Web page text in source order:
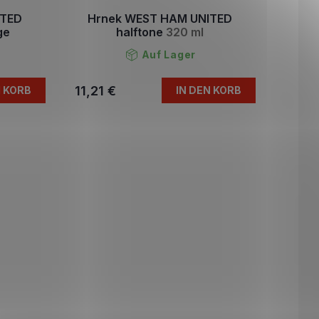
KORB
Hrnek WEST HAM UNITED
halftone 320 ml
Auf Lager
11,21 € IN DEN KORB